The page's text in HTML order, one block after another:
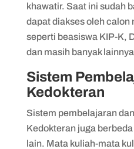
khawatir. Saat ini sudah
dapat diakses oleh calon
seperti beasiswa KIP-K,
dan masih banyak
Sistem
Kedokteran
Sistem pembelajaran
Kedokteran juga
lain. Mata kuliah-mata